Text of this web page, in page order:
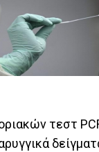
τεστ